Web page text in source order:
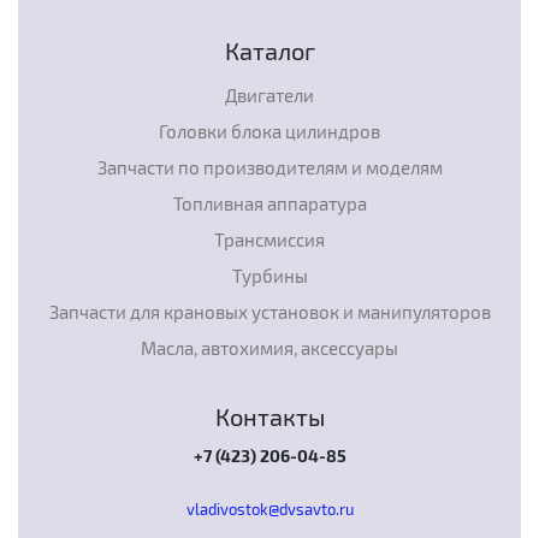
Каталог
Двигатели
Головки блока цилиндров
Запчасти по производителям и моделям
Топливная аппаратура
Трансмиссия
Турбины
Запчасти для крановых установок и манипуляторов
Масла, автохимия, аксессуары
Контакты
+7 (423) 206-04-85
vladivostok@dvsavto.ru